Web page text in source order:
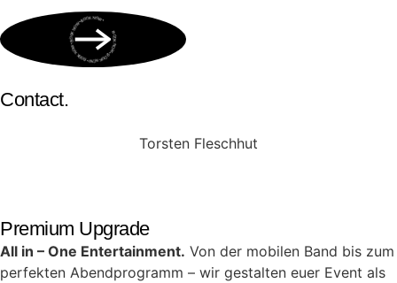
BOOK NOW • BOOK NOW • BOOK NOW • BOOK NOW • BOOK NOW •
Contact.
Torsten Fleschhut
Premium Upgrade
All in – One Entertainment. Von der mobilen Band bis zum
perfekten Abendprogramm – wir gestalten euer Event als